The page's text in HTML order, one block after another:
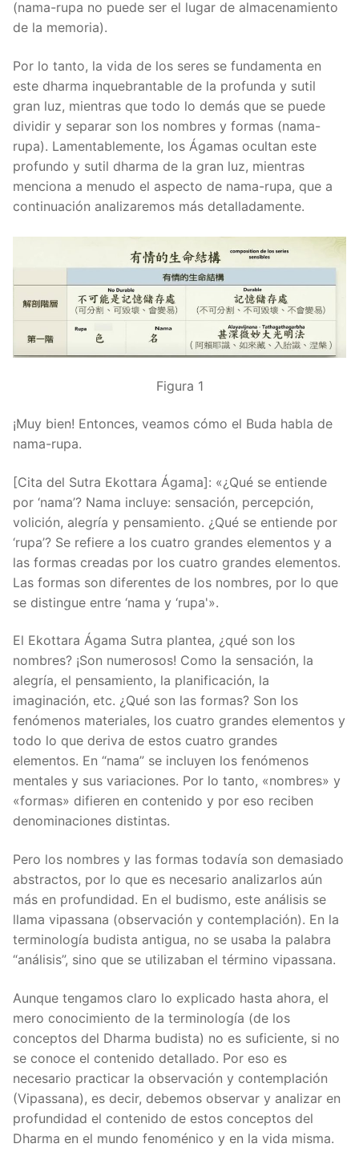
(nama-rupa no puede ser el lugar de almacenamiento
de la memoria).
Por lo tanto, la vida de los seres se fundamenta en
este dharma inquebrantable de la profunda y sutil
gran luz, mientras que todo lo demás que se puede
dividir y separar son los nombres y formas (nama-
rupa). Lamentablemente, los Ágamas ocultan este
profundo y sutil dharma de la gran luz, mientras
menciona a menudo el aspecto de nama-rupa, que a
continuación analizaremos más detalladamente.
Figura 1
¡Muy bien! Entonces, veamos cómo el Buda habla de
nama-rupa.
[Cita del Sutra Ekottara Ágama]: «¿Qué se entiende
por ‘nama’? Nama incluye: sensación, percepción,
volición, alegría y pensamiento. ¿Qué se entiende por
‘rupa’? Se refiere a los cuatro grandes elementos y a
las formas creadas por los cuatro grandes elementos.
Las formas son diferentes de los nombres, por lo que
se distingue entre ‘nama y ‘rupa'».
El Ekottara Ágama Sutra plantea, ¿qué son los
nombres? ¡Son numerosos! Como la sensación, la
alegría, el pensamiento, la planificación, la
imaginación, etc. ¿Qué son las formas? Son los
fenómenos materiales, los cuatro grandes elementos y
todo lo que deriva de estos cuatro grandes
elementos. En “nama” se incluyen los fenómenos
mentales y sus variaciones. Por lo tanto, «nombres» y
«formas» difieren en contenido y por eso reciben
denominaciones distintas.
Pero los nombres y las formas todavía son demasiado
abstractos, por lo que es necesario analizarlos aún
más en profundidad. En el budismo, este análisis se
llama vipassana (observación y contemplación). En la
terminología budista antigua, no se usaba la palabra
“análisis”, sino que se utilizaban el término vipassana.
Aunque tengamos claro lo explicado hasta ahora, el
mero conocimiento de la terminología (de los
conceptos del Dharma budista) no es suficiente, si no
se conoce el contenido detallado. Por eso es
necesario practicar la observación y contemplación
(Vipassana), es decir, debemos observar y analizar en
profundidad el contenido de estos conceptos del
Dharma en el mundo fenoménico y en la vida misma.